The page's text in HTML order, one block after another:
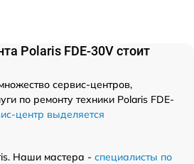
Polaris FDE-30V стоит
сервис-центров,
по ремонту техники Polaris FDE-
центр выделяется
Наши мастера - специалисты по